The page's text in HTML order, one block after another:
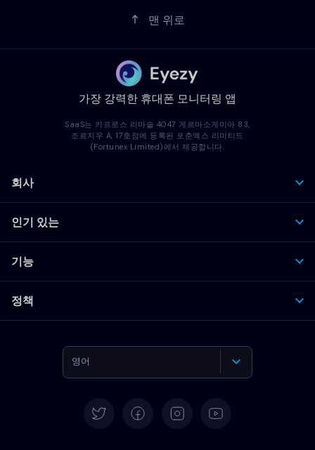
맨 위로
가장 강력한 휴대폰 모니터링 앱
SaaS는 키프로스 리마솔 4047 게르마소게이아 83,
조르지우 A, 17호점에 등록된 포춘엑스 리미티드
(Fortunex Limited)에서 제공합니다.
회사
인기 있는
기능
정책
영어